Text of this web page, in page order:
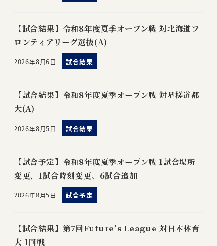
【試合結果】令和8年度夏季オープン戦 対北海道フ
ロンティアリーグ選抜(A)
2026年8月6日 試合結果
【試合結果】令和8年度夏季オープン戦 対星槎道都
大(A)
2026年8月5日 試合結果
【試合予定】令和8年度夏季オープン戦 1試合場所
変更、1試合時刻変更、6試合追加
2026年8月5日 試合予定
【試合結果】第7回Future’s League 対日本体育
大 1回戦